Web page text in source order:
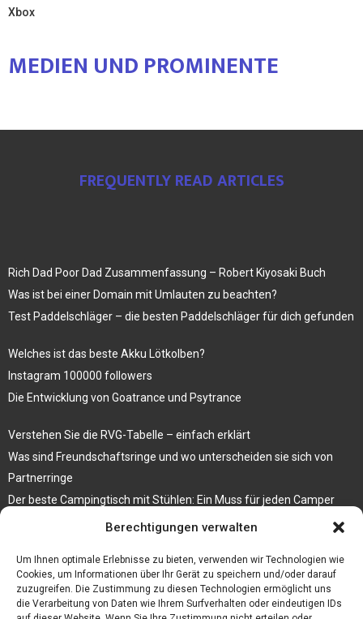
Berechtigungen verwalten
Um Ihnen optimale Erlebnisse zu bieten, verwenden wir Technologien wie
Cookies, um Informationen über Ihr Gerät zu speichern und/oder darauf
zuzugreifen. Die Zustimmung zu diesen Technologien ermöglicht uns
die Verarbeitung von Daten wie Ihrem Surfverhalten oder eindeutigen IDs
Xbox
MEDIEN UND PROMINENTE
FREQUENTLY READ ARTICLES
Rich Dad Poor Dad Zusammenfassung – Robert Kiyosaki Buch
Was ist bei einer Domain mit Umlauten zu beachten?
Test Paddelschläger – die besten Paddelschläger für dich gefunden
Welches ist das beste Akku Lötkolben?
Instagram 100000 followers
Die Entwicklung von Goatrance und Psytrance
Verstehen Sie die RVG-Tabelle – einfach erklärt
Was sind Freundschaftsringe und wo unterscheiden sie sich von
Partnerringe
Der beste Campingtisch mit Stühlen: Ein Muss für jeden Camper
Die Küche als Platz der Gemeinschaft
Elektrokamin Bestseller – die besten Stücke für Ihr Zuhause